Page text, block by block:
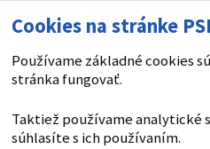
Cookies na stránke
Používame základné cookies
stránka fungovať.
Taktiež používame analytické
súhlasíte s ich používaním.